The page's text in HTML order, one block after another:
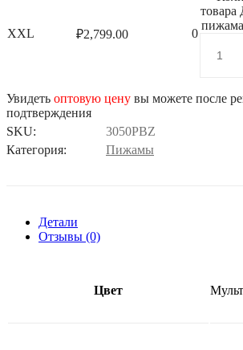
XXL ₽2,799.00 0
Увидеть оптовую цену вы можете после
подтверждения
SKU:
3050PBZ
Категория:
Пижамы
Детали
Отзывы (0)
Цвет